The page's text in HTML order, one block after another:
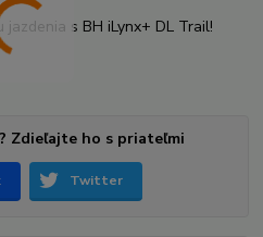
s BH iLynx+ DL Trail!
Zdieľajte ho s priateľmi
Twitter